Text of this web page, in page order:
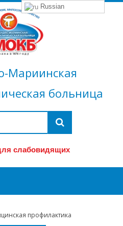
Мариинская
больница
слабовидящих
профилактика
Russian